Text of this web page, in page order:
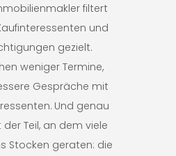
filtert
und
gezielt.
weniger Termine,
Gespräche mit
Und genau
Teil, an dem viele
Stocken geraten: die